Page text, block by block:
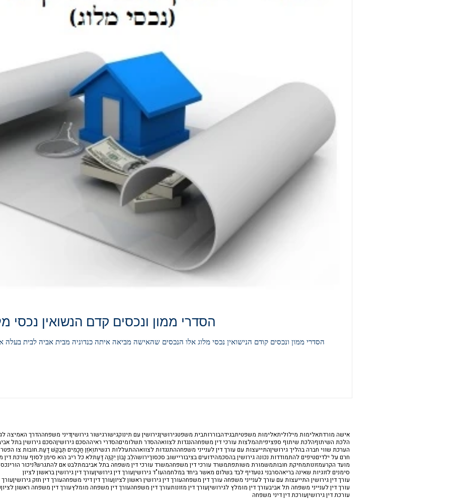
הסדרי ממון ונכסים קדם הנשואין נכסי
הסדרי ממון ונכסים קודם הנישואין נכסי מלוג אלו הנכסים שהאישה מביאה איתה כנדוניה מבית אביה לבית בעלה אחרי הנישואים, מתוך כוונה שהגוף הקרן של
אישה מורדתאלימות מילוליתאלימות משפטיתבגידהבוררותבית משפטגירושיןגירושין עם תינוקגישורגישור גירושיןדיני משפחההדרך האמיצה
הלכת השיתוףהלכת שיתוף ספציפיתהמלצות עורכי דין משפחההנגדות לצוואההסדר תשלומיםהסדרי ראיההסכם גירושיןהסכם גירושין בתל
הערכת שווי חברה בהליך גירושיןהתייעצות עם עורך דין לענייני משפחההתנגדות לצוואההתעללות רגשיתוְאֹזֶן חֲכָמִים תְּבַקֶּשׁ דָּעַת.חובות צו
חרם על ילדיםטיפים להתמודדות נכונה גירושין בהסכמהידועים בציבוריישוב סכסוךירושהלֵב נָבוֹן יִקְנֶה דָּעַתלא כל ריב הוא סימן לסוף עורכת דין
מועד הקרעמזונותמחיקת חובותמשמורת משותפתמשרד עורכי דין משפחהמשרד עורכי דין משפחה בתל אביבמתלבט אם להתגרש?ניכור הורי
סימנים לזוגיות שאינה בריאהסרבני גטעדיף לבד בשלום מאשר ביחד במלחמהעו"ד גירושיןעורך דין גירושיןעורך דין גירושין בראשון לציון
עורך דין גירושין התייעצות עם עורך לענייני משפחה עורך דין משפחהעורך דין גירושין ראשון לציוןעורך דין דיני משפחהעורך דין חזק גירושיןעורך
עורך דין לענייני משפחה תל אביבעורך דין מומלץ לגירושיןעורך דין מזונותעורך דין משפחהעורך דין משפחה מומלץעורך דין משפחה ראשון לציון
עורכת דין גירושיןעורכת דין דיני משפחה